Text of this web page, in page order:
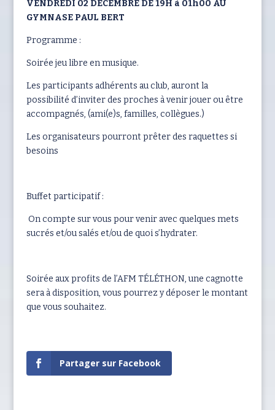
VENDREDI 02 DÉCEMBRE DE 19H à 01h00 AU
GYMNASE PAUL BERT
Programme :
Soirée jeu libre en musique.
Les participants adhérents au club, auront la
possibilité d’inviter des proches à venir jouer ou être
accompagnés, (ami(e)s, familles, collègues.)
Les organisateurs pourront prêter des raquettes si
besoins
Buffet participatif :
On compte sur vous pour venir avec quelques mets
sucrés et/ou salés et/ou de quoi s’hydrater.
Soirée aux profits de l’AFM TÉLÉTHON, une cagnotte
sera à disposition, vous pourrez y déposer le montant
que vous souhaitez.
Partager sur Facebook